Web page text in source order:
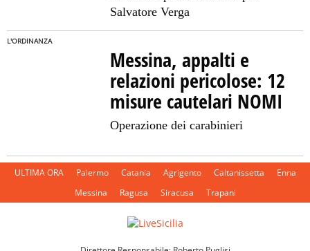
Salvatore Verga
L'ORDINANZA
Messina, appalti e
relazioni pericolose: 12
misure cautelari NOMI
Operazione dei carabinieri
ULTIMA ORA Palermo Catania Agrigento Caltanissetta
Enna
Messina
Ragusa Siracusa Trapani